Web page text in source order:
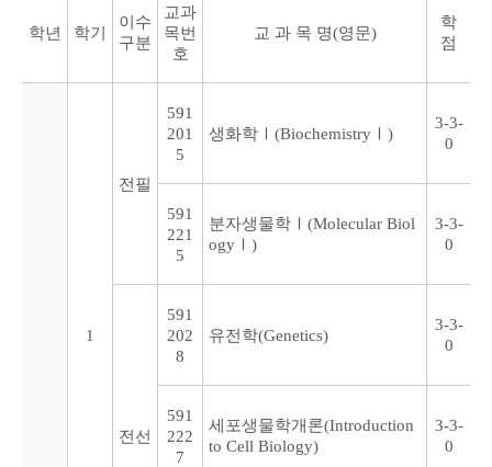
학년 학기
이수
구분
교과
목번
호
교 과 목 명(영문)
학
점
1
전필
591
201
5
생화학Ⅰ(BiochemistryⅠ)
3-3-
0
591
221
5
분자생물학Ⅰ(Molecular Biol
ogyⅠ)
3-3-
0
전선
591
202
8
유전학(Genetics)
3-3-
0
591
222
7
세포생물학개론(Introduction
to Cell Biology)
3-3-
0